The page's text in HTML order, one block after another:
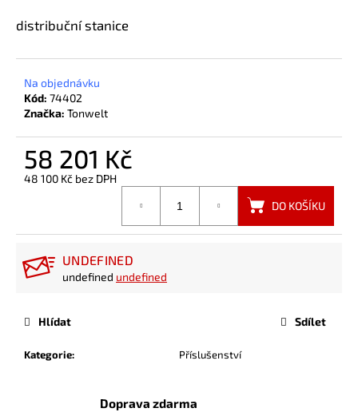
distribuční stanice
Na objednávku
Kód: 74402
Značka: Tonwelt
58 201 Kč
48 100 Kč bez DPH
DO KOŠÍKU
UNDEFINED
undefined undefined
Kategorie: Příslušenství
Hlídat Sdílet
Doprava zdarma
a
í
?
HLEDAT